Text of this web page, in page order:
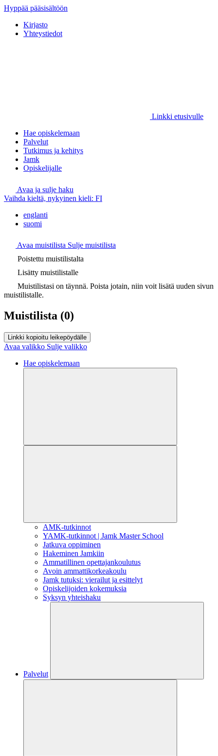
Hyppää pääsisältöön
Kirjasto
Yhteystiedot
Linkki etusivulle
Hae opiskelemaan
Palvelut
Tutkimus ja kehitys
Jamk
Opiskelijalle
Avaa ja sulje haku
Vaihda kieltä, nykyinen kieli: FI
englanti
suomi
Avaa muistilista Sulje muistilista
Poistettu muistilistalta
Lisätty muistilistalle
Muistilistasi on täynnä. Poista jotain, niin voit lisätä uuden sivun
muistilistalle.
Muistilista (0)
Linkki kopioitu leikepöydälle
Avaa valikko Sulje valikko
Hae opiskelemaan
AMK-tutkinnot
YAMK-tutkinnot | Jamk Master School
Jatkuva oppiminen
Hakeminen Jamkiin
Ammatillinen opettajankoulutus
Avoin ammattikorkeakoulu
Jamk tutuksi: vierailut ja esittelyt
Opiskelijoiden kokemuksia
Syksyn yhteishaku
Palvelut